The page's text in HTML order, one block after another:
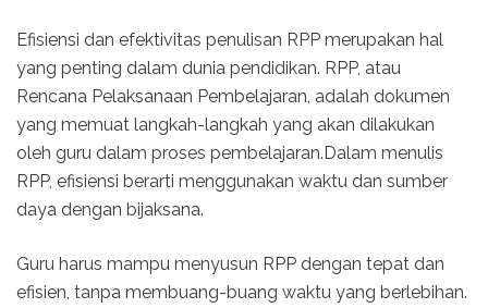
Efisiensi dan efektivitas penulisan RPP merupakan hal
yang penting dalam dunia pendidikan. RPP, atau
Rencana Pelaksanaan Pembelajaran, adalah dokumen
yang memuat langkah-langkah yang akan dilakukan
oleh guru dalam proses pembelajaran.Dalam menulis
RPP, efisiensi berarti menggunakan waktu dan sumber
daya dengan bijaksana.
Guru harus mampu menyusun RPP dengan tepat dan
efisien, tanpa membuang-buang waktu yang berlebihan.